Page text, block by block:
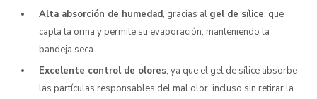
Alta absorción de humedad, gracias al gel de sílice, que
capta la orina y permite su evaporación, manteniendo la
bandeja seca.
Excelente control de olores, ya que el gel de sílice absorbe
las partículas responsables del mal olor, incluso sin retirar la